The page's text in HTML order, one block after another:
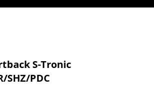
S-Tronic
SHZ/PDC